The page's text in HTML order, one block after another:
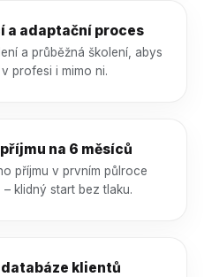
a adaptační proces
a průběžná školení, abys
profesi i mimo ni.
na 6 měsíců
příjmu v prvním půlroce
klidný start bez tlaku.
klientů